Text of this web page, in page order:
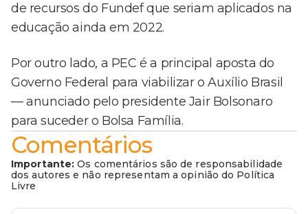
de recursos do Fundef que seriam aplicados na
educação ainda em 2022.
Por outro lado, a PEC é a principal aposta do
Governo Federal para viabilizar o Auxílio Brasil
— anunciado pelo presidente Jair Bolsonaro
para suceder o Bolsa Família.
Comentários
Importante: Os comentários são de responsabilidade
dos autores e não representam a opinião do Política
Livre